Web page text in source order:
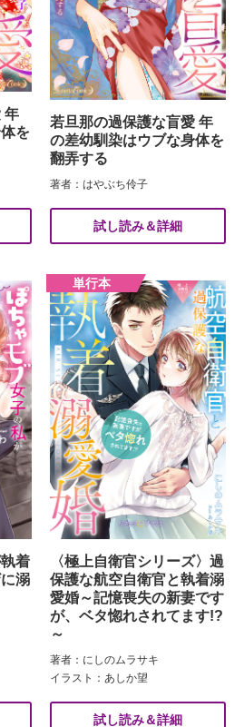
年
を
若旦那の過保護な盲愛 年
の差幼馴染はウブな身体を
翻弄する
著者：はやぶち伶子
試し読み＆詳細
着
溺
〈極上自衛官シリーズ〉過
保護な航空自衛官と執着溺
愛婚～記憶喪失の新妻です
が、ベタ惚れされてます!?
～
著者：にしのムラサキ
イラスト：あしか望
試し読み＆詳細